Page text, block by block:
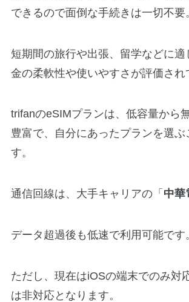
できるので面倒な手続きは一切不要
短期間の旅行や出張、留学などに適
金の柔軟性や使いやすさが評価され
trifanのeSIMプランは、低容量から
豊富で、自分にあったプランを選ぶ
す。
通信回線は、大手キャリアの「 中華
データ超過後も低速で利用可能です
ただし、現在はiOSの端末でのみ対
は非対応となります。